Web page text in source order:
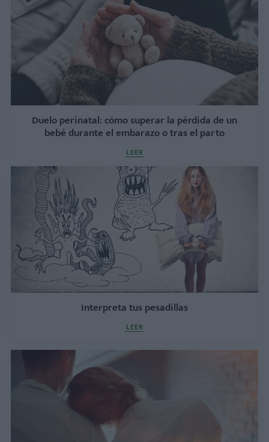
Duelo perinatal: cómo superar la pérdida de un
bebé durante el embarazo o tras el parto
LEER
Interpreta tus pesadillas
LEER